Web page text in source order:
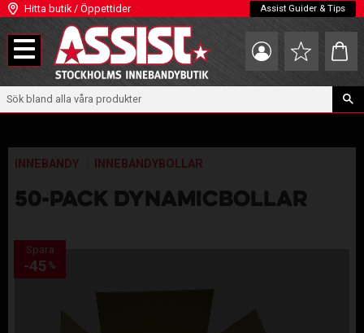
Meny
Hitta butik / Öppettider Assist Guider & Tips
Favoriter
INNEBANDY INNEBANDYBOLLAR
50-PACK DYNAMICBOLLAR
Spara
45 %